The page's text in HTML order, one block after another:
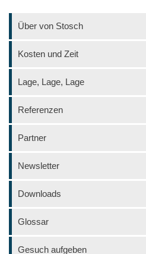
Über von Stosch
Kosten und Zeit
Lage, Lage, Lage
Referenzen
Partner
Newsletter
Downloads
Glossar
Gesuch aufgeben